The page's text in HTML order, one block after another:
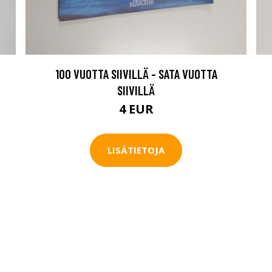
100 VUOTTA SIIVILLÄ - SATA VUOTTA
SIIVILLÄ
4 EUR
LISÄTIETOJA